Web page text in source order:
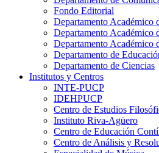
Fondo Editorial
Departamento Académico
Departamento Académico
Departamento Académico
Departamento de
Departamento de Ciencias
Institutos y Centros
INTE-PUCP
IDEHPUCP
Centro de Estudios
Instituto Riva-Agüero
Centro de Educación
Centro de Análisis y